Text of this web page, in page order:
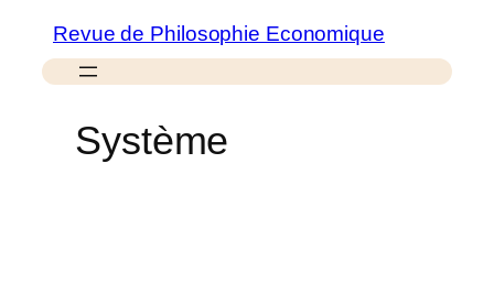
contenu
Revue de Philosophie Economique
Système